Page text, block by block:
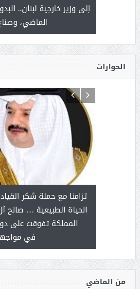
إلى وزير خارجية لبنان..
الماضي،
يحمل
الحوارات
تزامنا مع حملة شكر
الحياة الطبيعية … صالح
المملكة تفوقت على
في
آل شرمه:
على برامج
هي أساس
من الماضي